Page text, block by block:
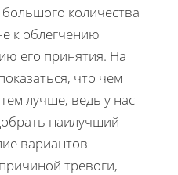
количества
к облегчению
его принятия. На
что чем
лучше, ведь у нас
наилучший
вариантов
тревоги,